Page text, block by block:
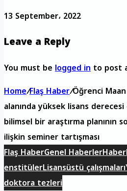
13 September، 2022
Leave a Reply
You must belogged into post
Home/Flaş Haber/Öğrenci
alanında yüksek lisans
bilimsel bir araştırma planının
ilişkin seminer tartışması
Flaş HaberGenel Haberler
enstitülerLisansüstü çalışmaları
doktora tezleri